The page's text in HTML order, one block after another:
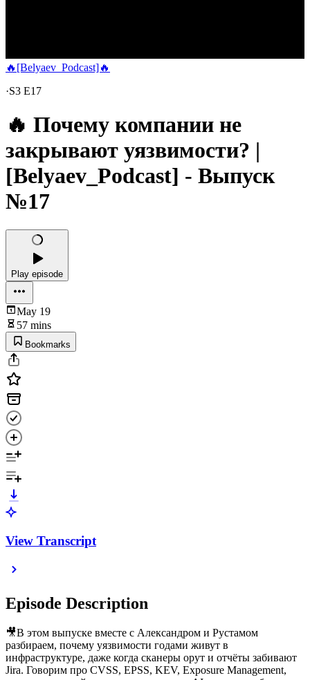
🔥[Belyaev_Podcast]🔥
·S3 E17
🔥 Почему компании не
закрывают уязвимости? |
[Belyaev_Podcast] - Выпуск
№17
Play episode
May 19
57 mins
Bookmarks
View Transcript
Episode Description
🎥В этом выпуске вместе с Александром и Рустамом
разбираем, почему уязвимости годами живут в
инфраструктуре, даже когда сканеры орут и отчёты забивают
Jira. Говорим про CVSS, EPSS, KEV, Exposure Management,